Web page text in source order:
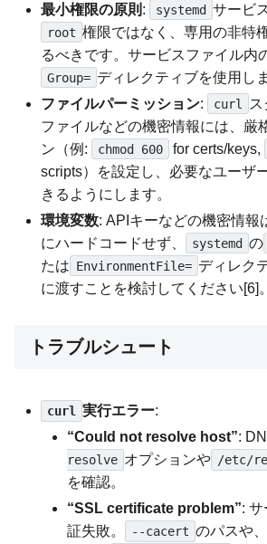
最小権限の原則 : systemd サービ
root 権限ではなく、専用の非特
るべきです。サービスファイル内
Group= ディレクティブを使用し
ファイルパーミッション: curl
ファイルなどの機密情報には、厳
ン（例:
chmod 600 for certs/keys,
scripts）を設定し、必要なユーザ
きるようにします。
環境変数: APIキーなどの機密情報
にハードコードせず、
systemd の
たは EnvironmentFile= ディレク
に渡すことを検討してください[6]。
トラブルシュート
curl 実行エラー:
“Could not resolve host”:
resolve オプションや /etc/
を確認。
“SSL certificate problem”:
証失敗。
--cacert のパスや